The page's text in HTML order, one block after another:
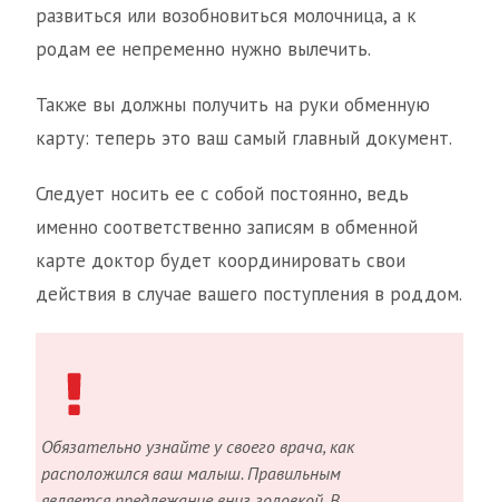
развиться или возобновиться молочница, а к
родам ее непременно нужно вылечить.
Также вы должны получить на руки обменную
карту: теперь это ваш самый главный документ.
Следует носить ее с собой постоянно, ведь
именно соответственно записям в обменной
карте доктор будет координировать свои
действия в случае вашего поступления в роддом.
Обязательно узнайте у своего врача, как
расположился ваш малыш. Правильным